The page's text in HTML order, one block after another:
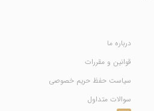
درباره ما
قوانین و مقررات
سیاست حفظ حریم خصوصی
سوالات متداول